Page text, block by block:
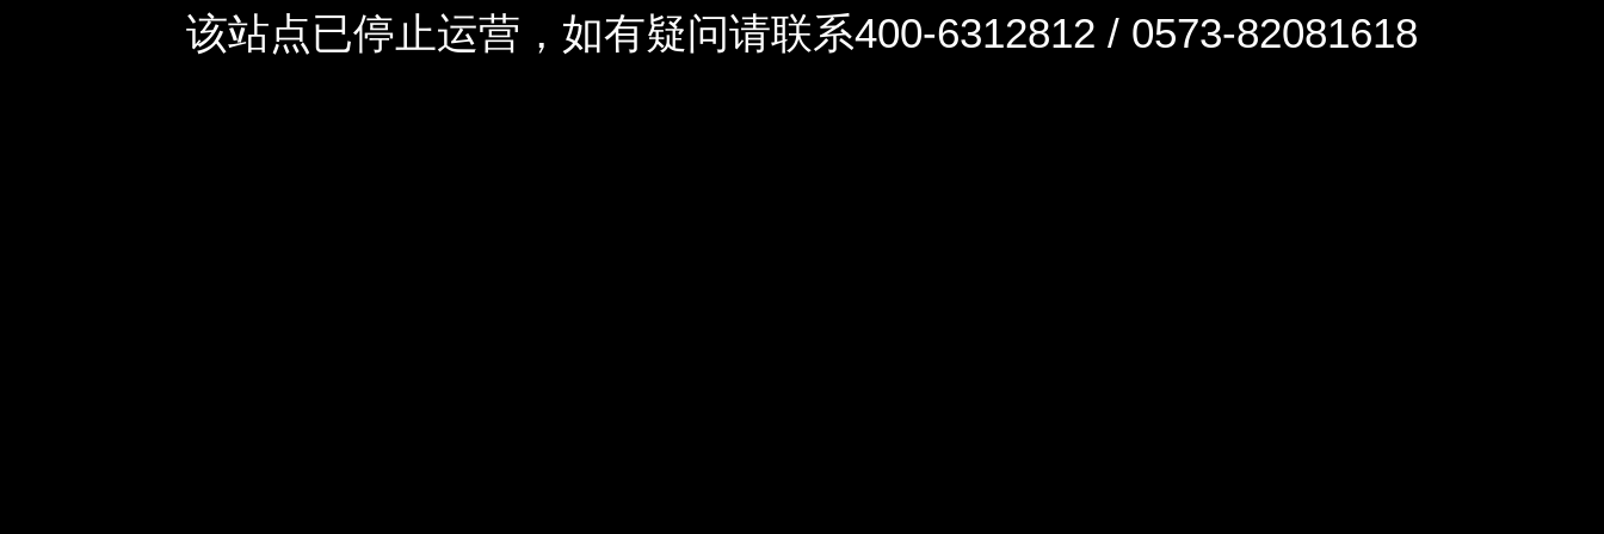
该站点已停止运营，如有疑问请联系400-6312812 / 0573-82081618